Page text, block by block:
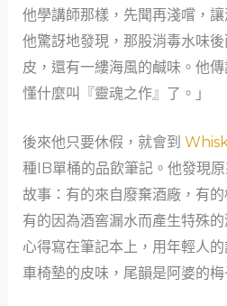
他學講師那樣，先聞再淺嚐，
他驚訝地發現，那股消毒水味
皮，還有一縷海風的鹹味。他
懂什麼叫『靈魂之作』了。」
後來他只要休假，就會到
種IB單桶的品飲筆記。他發現
故事：有的來自廢棄酒廠，有
有的因為酒窖漏水而產生特殊
心得寫在筆記本上，用年輕人
車椅墊的皮味，尾韻是阿婆的梅